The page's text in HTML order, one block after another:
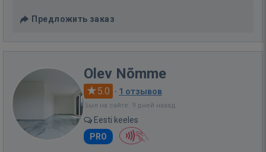
Предложить заказ
Olev Nõmme
5.0 · 1 отзывов
Был на сайте: 9 дней назад
Eesti keeles
PRO